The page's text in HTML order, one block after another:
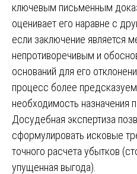
ключевым письменным
оценивает его наравне с
если заключение является
непротиворечивым и
оснований для его
процесс более
необходимость назначения
Досудебная экспертиза
сформулировать исковые
точного расчета убытков
упущенная выгода).